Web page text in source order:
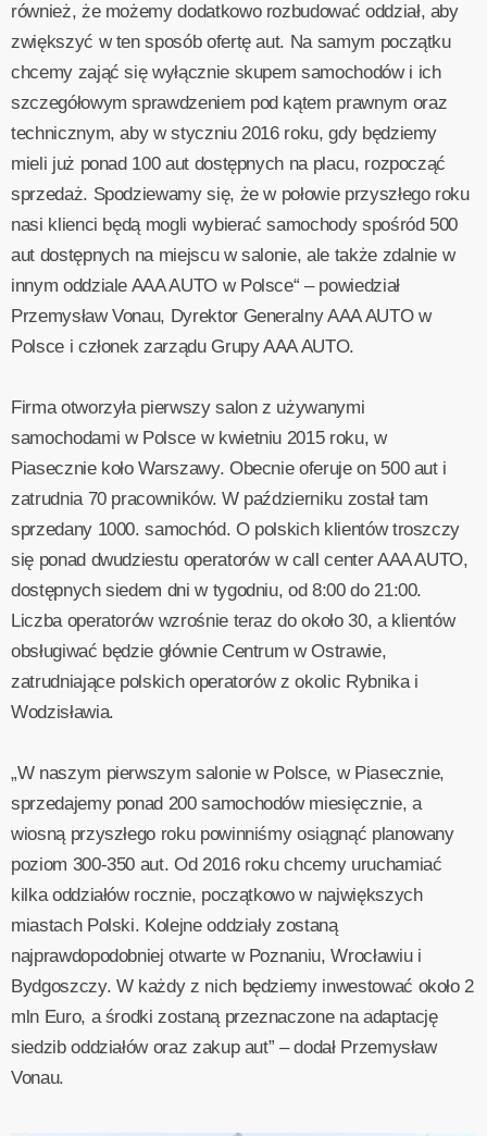
również, że możemy dodatkowo rozbudować oddział, aby
zwiększyć w ten sposób ofertę aut. Na samym początku
chcemy zająć się wyłącznie skupem samochodów i ich
szczegółowym sprawdzeniem pod kątem prawnym oraz
technicznym, aby w styczniu 2016 roku, gdy będziemy
mieli już ponad 100 aut dostępnych na placu, rozpocząć
sprzedaż. Spodziewamy się, że w połowie przyszłego roku
nasi klienci będą mogli wybierać samochody spośród 500
aut dostępnych na miejscu w salonie, ale także zdalnie w
innym oddziale AAA AUTO w Polsce“ – powiedział
Przemysław Vonau, Dyrektor Generalny AAA AUTO w
Polsce i członek zarządu Grupy AAA AUTO.
Firma otworzyła pierwszy salon z używanymi
samochodami w Polsce w kwietniu 2015 roku, w
Piasecznie koło Warszawy. Obecnie oferuje on 500 aut i
zatrudnia 70 pracowników. W październiku został tam
sprzedany 1000. samochód. O polskich klientów troszczy
się ponad dwudziestu operatorów w call center AAA AUTO,
dostępnych siedem dni w tygodniu, od 8:00 do 21:00.
Liczba operatorów wzrośnie teraz do około 30, a klientów
obsługiwać będzie głównie Centrum w Ostrawie,
zatrudniające polskich operatorów z okolic Rybnika i
Wodzisławia.
„W naszym pierwszym salonie w Polsce, w Piasecznie,
sprzedajemy ponad 200 samochodów miesięcznie, a
wiosną przyszłego roku powinniśmy osiągnąć planowany
poziom 300-350 aut. Od 2016 roku chcemy uruchamiać
kilka oddziałów rocznie, początkowo w największych
miastach Polski. Kolejne oddziały zostaną
najprawdopodobniej otwarte w Poznaniu, Wrocławiu i
Bydgoszczy. W każdy z nich będziemy inwestować około 2
mln Euro, a środki zostaną przeznaczone na adaptację
siedzib oddziałów oraz zakup aut” – dodał Przemysław
Vonau.